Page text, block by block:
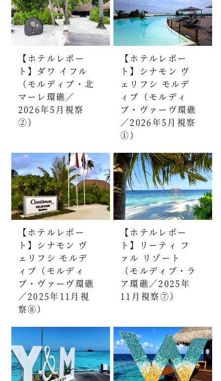
【ホテルレポー
ト】ダワ イフル
（モルディブ・北
マーレ環礁／
2026年5月視察
②）
【ホテルレポー
ト】シナモン ヴ
ェリフシ モルデ
ィブ（モルディ
ブ・ヴァーヴ環礁
／2026年5月視察
①）
【ホテルレポー
ト】シナモン ヴ
ェリフシ モルデ
ィブ（モルディ
ブ・ヴァーヴ環礁
／2025年11月視
察⑧）
【ホテルレポー
ト】リーティ フ
ァル リゾート
（モルディブ・ラ
ア環礁／2025年
11月視察⑦）